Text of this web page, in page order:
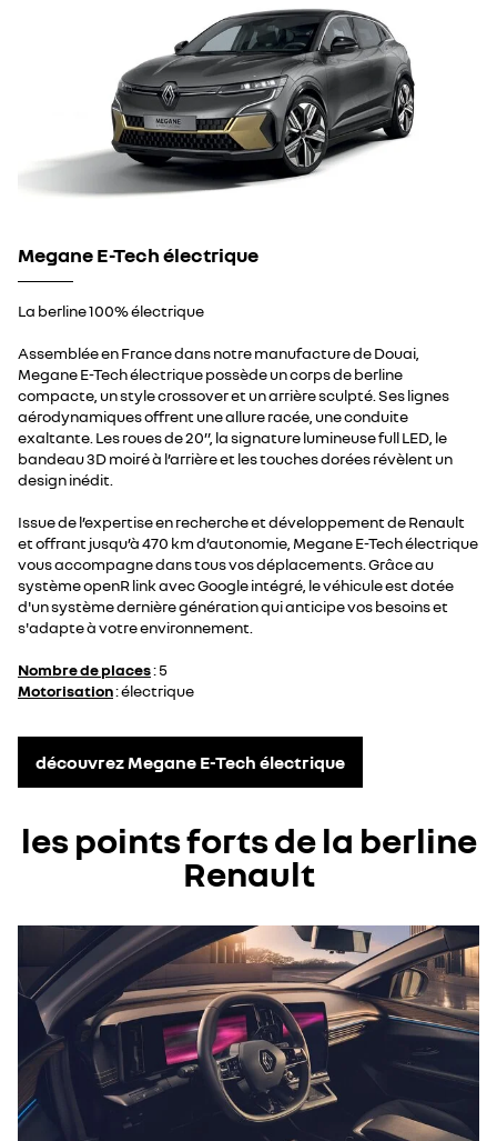
Megane E-Tech électrique
La berline 100% électrique
Assemblée en France dans notre manufacture de Douai,
Megane E-Tech électrique possède un corps de berline
compacte, un style crossover et un arrière sculpté. Ses lignes
aérodynamiques offrent une allure racée, une conduite
exaltante. Les roues de 20’’, la signature lumineuse full LED, le
bandeau 3D moiré à l’arrière et les touches dorées révèlent un
design inédit.
Issue de l’expertise en recherche et développement de Renault
et offrant jusqu’à 470 km d’autonomie, Megane E-Tech électrique
vous accompagne dans tous vos déplacements. Grâce au
système openR link avec Google intégré, le véhicule est dotée
d'un système dernière génération qui anticipe vos besoins et
s'adapte à votre environnement.
Nombre de places: 5
Motorisation: électrique
découvrez Megane E-Tech électrique
les points forts de la berline
Renault